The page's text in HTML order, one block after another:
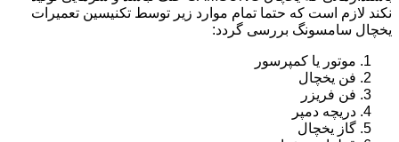
نکند لازم است که حتما تمام موارد زیر توسط تکنیسین تعمیرات
یخچال سامسونگ بررسی گردد:
موتور یا کمپرسور
فن یخچال
فن فریزر
دریچه دمپر
گاز یخچال